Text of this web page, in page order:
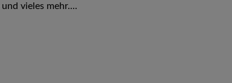
vieles mehr....